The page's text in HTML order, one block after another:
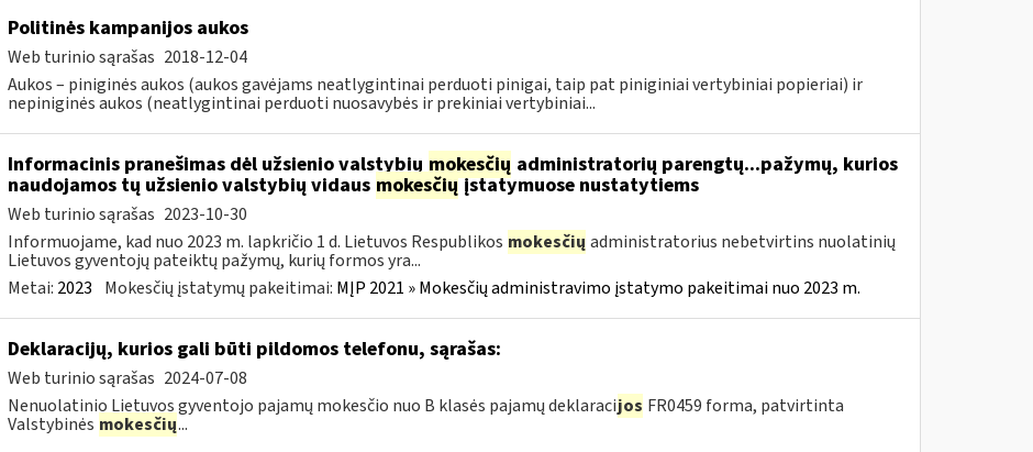
Politinės kampanijos aukos
Web turinio sąrašas 2018-12-04
Aukos – piniginės aukos (aukos gavėjams neatlygintinai perduoti pinigai, taip pat piniginiai vertybiniai popieriai) ir
nepiniginės aukos (neatlygintinai perduoti nuosavybės ir prekiniai vertybiniai...
Informacinis pranešimas dėl užsienio valstybiųmokesčių administratorių parengtų...pažymų, kurios
naudojamos tų užsienio valstybių vidaus mokesčiųįstatymuose nustatytiems
Web turinio sąrašas 2023-10-30
Informuojame, kad nuo 2023 m. lapkričio 1 d. Lietuvos Respublikos mokesčių administratorius nebetvirtins nuolatinių
Lietuvos gyventojų pateiktų pažymų, kurių formos yra...
Metai: 2023 Mokesčių įstatymų pakeitimai: MĮP 2021 » Mokesčių administravimo įstatymo pakeitimai nuo 2023 m.
Deklaracijų, kurios gali būti pildomos telefonu, sąrašas:
Web turinio sąrašas 2024-07-08
Nenuolatinio Lietuvos gyventojo pajamų mokesčio nuo B klasės pajamų deklaracijos FR0459 forma, patvirtinta
Valstybinės mokesčių...